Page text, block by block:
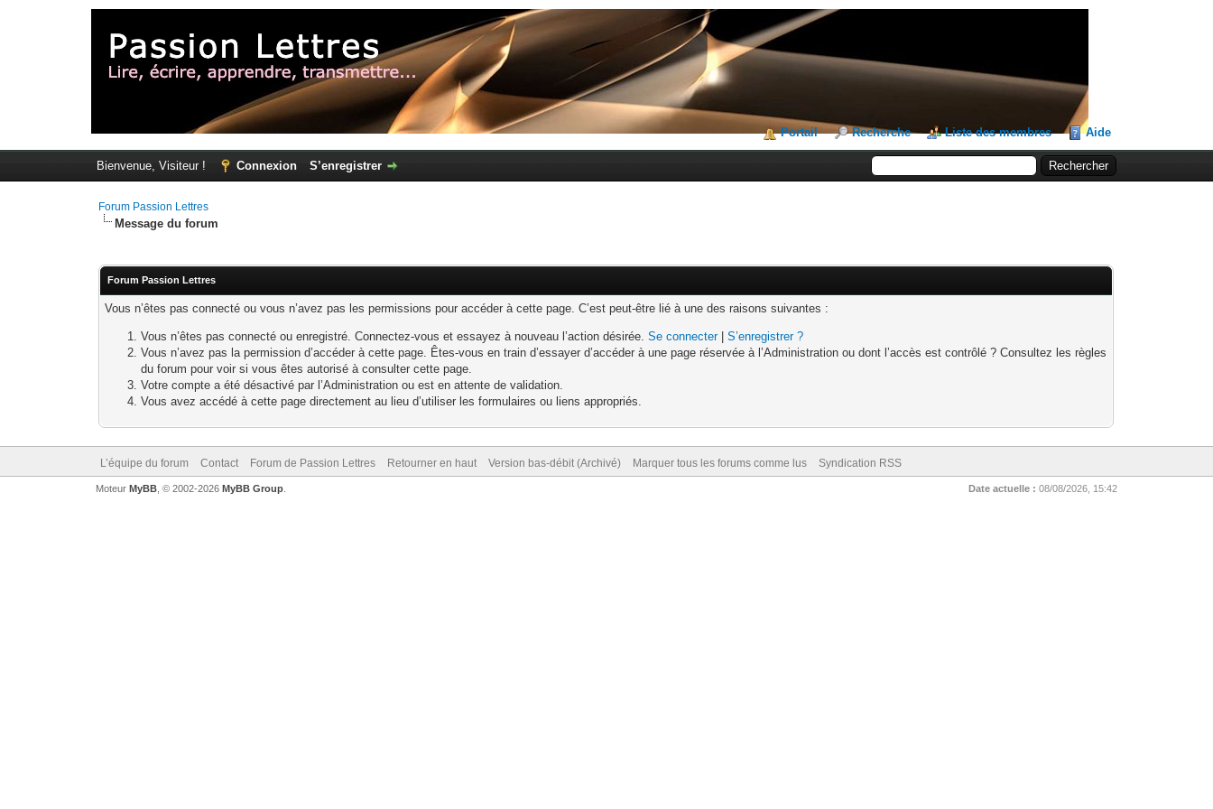
Portail Recherche Liste des membres Aide
Bienvenue, Visiteur ! Connexion S’enregistrer
Forum Passion Lettres
Message du forum
Forum Passion Lettres
Vous n’êtes pas connecté ou vous n’avez pas les permissions pour accéder à cette page. C’est peut-être lié à une des raisons suivantes :
Vous n’êtes pas connecté ou enregistré. Connectez-vous et essayez à nouveau l’action désirée.Se connecter|S’enregistrer ?
Vous n’avez pas la permission d’accéder à cette page. Êtes-vous en train d’essayer d’accéder à une page réservée à l’Administration ou dont l’accès est contrôlé ? Consultez les règles
du forum pour voir si vous êtes autorisé à consulter cette page.
Votre compte a été désactivé par l’Administration ou est en attente de validation.
Vous avez accédé à cette page directement au lieu d’utiliser les formulaires ou liens appropriés.
L’équipe du forum Contact Forum de Passion Lettres Retourner en haut Version bas-débit (Archivé) Marquer tous les forums comme lus Syndication RSS
Date actuelle : 08/08/2026, 15:42
Moteur MyBB, © 2002-2026 MyBB Group.